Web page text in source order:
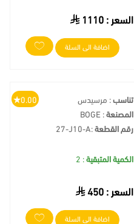
السعر : 1110
اضافة الى السلة
0.00 تناسب: مرسيدس
المصنعة: BOGE
رقم القطعة:
27-J10-A
الكمية المتبقية: 2
السعر : 450
اضافة الى السلة